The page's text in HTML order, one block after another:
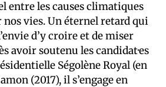
entre les causes climatiques
nos vies. Un éternel retard qui
d’y croire et de miser
avoir soutenu les candidat·es
Ségolène Royal (en
(2017), il s’engage en